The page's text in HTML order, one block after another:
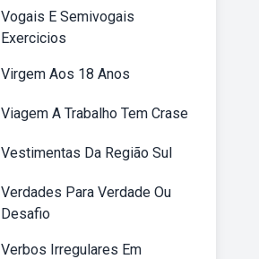
Vogais E Semivogais
Exercicios
Virgem Aos 18 Anos
Viagem A Trabalho Tem Crase
Vestimentas Da Região Sul
Verdades Para Verdade Ou
Desafio
Verbos Irregulares Em